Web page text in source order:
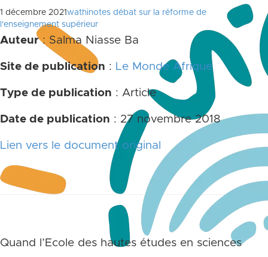
1 décembre 2021wathinotes débat sur la réforme de
l'enseignement supérieur
Auteur: Salma Niasse Ba
Site de publication : Le Monde Afrique
Type de publication : Article
Date de publication : 27 novembre 2018
Lien vers le document original
Quand l’Ecole des hautes études en sciences